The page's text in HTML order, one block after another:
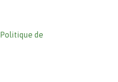
Politique de